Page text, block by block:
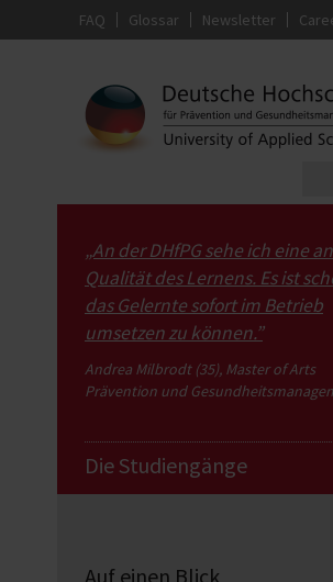
FAQ Glossar Newsletter
„An der DHfPG sehe ich eine
Qualität des Lernens. Es ist
das Gelernte sofort im Betrieb
umsetzen zu können.”
Andrea Milbrodt (35), Master of Arts
Prävention und
Die Studiengänge
Auf einen Blick